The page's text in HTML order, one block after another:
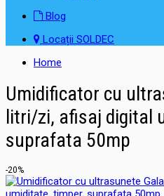
Blog
Locații SOLDEC
Home
Umidificator cu
litri/zi, afisaj digital
suprafata 50mp
-20%